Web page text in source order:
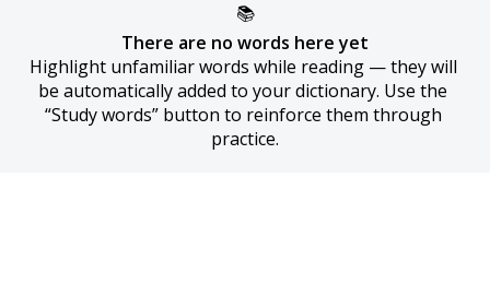
📚
There are no words here yet
Highlight unfamiliar words while reading — they will
be automatically added to your dictionary. Use the
“Study words” button to reinforce them through
practice.